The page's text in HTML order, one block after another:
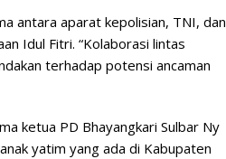
antara aparat kepolisian, TNI, dan
Idul Fitri. “Kolaborasi lintas
terhadap potensi ancaman
ketua PD Bhayangkari Sulbar Ny
yatim yang ada di Kabupaten